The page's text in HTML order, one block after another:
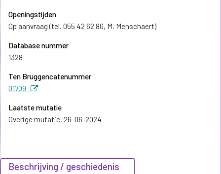
Openingstijden
Op aanvraag (tel. 055 42 62 80, M. Menschaert)
Database nummer
1328
Ten Bruggencatenummer
01709
Laatste mutatie
Overige mutatie, 26-06-2024
Beschrijving / geschiedenis